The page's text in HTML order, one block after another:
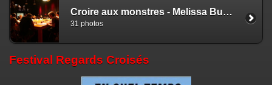
Croire aux monstres - Melissa Bubnic - Catherine Hargreaves & Adélaïde Pralon - Thierry Blanc
31 photos
Festival Regards Croisés